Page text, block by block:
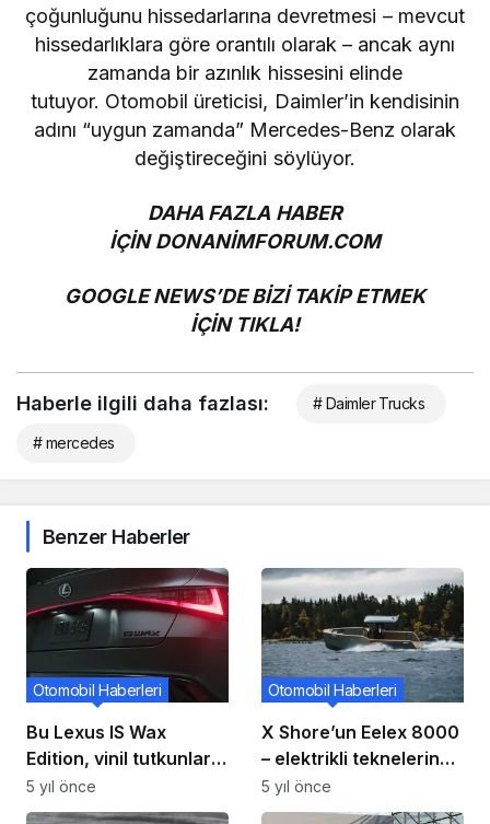
çoğunluğunu hissedarlarına devretmesi – mevcut
hissedarlıklara göre orantılı olarak – ancak aynı
zamanda bir azınlık hissesini elinde
tutuyor. Otomobil üreticisi, Daimler’in kendisinin
adını “uygun zamanda” Mercedes-Benz olarak
değiştireceğini söylüyor.
DAHA FAZLA HABER
İÇİNDONANİMFORUM.COM
GOOGLE NEWS’DE BİZİ TAKİP ETMEK
İÇİN TIKLA!
Haberle ilgili daha fazlası: # Daimler Trucks
# mercedes
Benzer Haberler
Bu Lexus IS Wax
Edition, vinil tutkunları
için mükemmeldir
Otomobil Haberleri
5 yıl önce
X Shore’un Eelex 8000
– elektrikli teknelerin
Tesla’sı – ABD’ye
geliyor
Otomobil Haberleri
5 yıl önce